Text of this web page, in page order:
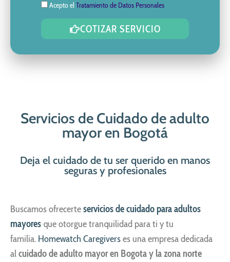
Acepto elTratamiento de Datos Personales
COTIZAR SERVICIO
Servicios de Cuidado de adulto
mayor en Bogotá
Deja el cuidado de tu ser querido en manos
seguras y profesionales
Buscamos ofrecerteservicios de cuidado para adultos
mayores que otorgue tranquilidad para ti y tu
familia. Homewatch Caregiverses una empresa dedicada
alcuidado de adulto mayoren Bogota y la zona norte